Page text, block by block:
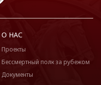
О НАС
Проекты
Бессмертный полк за рубежом
Документы